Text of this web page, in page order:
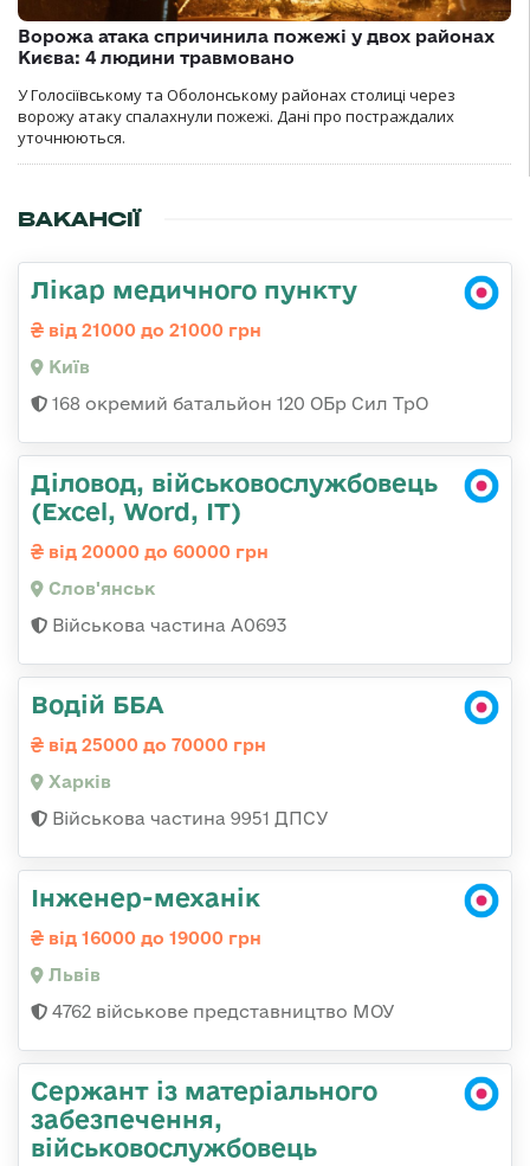
Ворожа атака спричинила пожежі у двох районах
Києва: 4 людини травмовано
У Голосіївському та Оболонському районах столиці через
ворожу атаку спалахнули пожежі. Дані про постраждалих
уточнюються.
ВАКАНСІЇ
Лікар медичного пункту
від 21000 до 21000 грн
Київ
168 окремий батальйон 120 ОБр Cил ТрО
Діловод, військовослужбовець
(Excel, Word, IT)
від 20000 до 60000 грн
Слов'янськ
Військова частина А0693
Водій ББА
від 25000 до 70000 грн
Харків
Військова частина 9951 ДПСУ
Інженер-механік
від 16000 до 19000 грн
Львів
4762 військове представництво МОУ
Сержант із матеріального
забезпечення,
військовослужбовець